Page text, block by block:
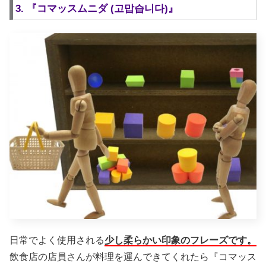
3. 『コマッスムニダ (고맙습니다)』
日常でよく使用される少し柔らかい印象のフレーズです。
飲食店の店員さんが料理を運んできてくれたら『コマッス